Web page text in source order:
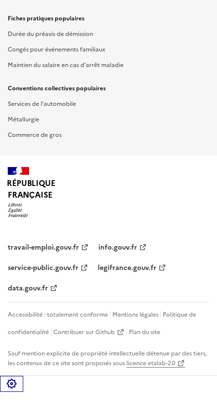
Fiches pratiques populaires
Durée du préavis de démission
Congés pour événements familiaux
Maintien du salaire en cas d'arrêt maladie
Conventions collectives populaires
Services de l'automobile
Métallurgie
Commerce de gros
RÉPUBLIQUE
FRANÇAISE
travail-emploi.gouv.fr
info.gouv.fr
service-public.gouv.fr
legifrance.gouv.fr
data.gouv.fr
Accessibilité : totalement conforme Mentions légales Politique de
confidentialité Contribuer sur Github Plan du site
Sauf mention explicite de propriété intellectuelle détenue par des tiers,
les contenus de ce site sont proposés sous licence etalab-2.0
Gérer les cookies